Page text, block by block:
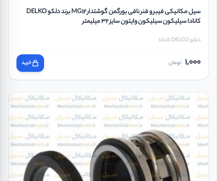
سیل مکانیکی فیبر و فنر نافی بورگمن گوشتدار MG12 برند دلکو DELKO
کانادا سیلیکون سیلیکون وایتون سایز 32 میلیمتر
دلکو DELCO کانادا
1,000 تومان خرید